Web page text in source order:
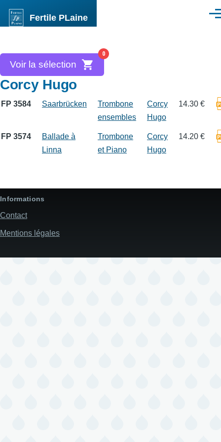
Fertile PLaine
0
Voir la sélection
Corcy Hugo
FP 3584 Saarbrücken
Trombone
ensembles
Corcy
Hugo
14.30 €
FP 3574
Ballade à
Linna
Trombone
et Piano
Corcy
Hugo
14.20 €
Informations
Contact
Mentions légales